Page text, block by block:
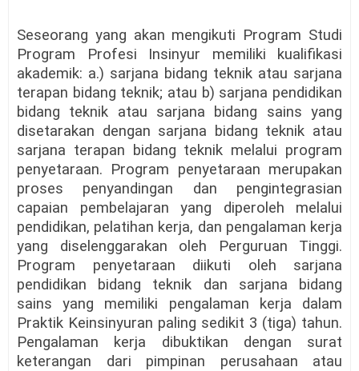
Seseorang yang akan mengikuti Program Studi
Program Profesi Insinyur memiliki kualifikasi
akademik: a.) sarjana bidang teknik atau sarjana
terapan bidang teknik; atau b) sarjana pendidikan
bidang teknik atau sarjana bidang sains yang
disetarakan dengan sarjana bidang teknik atau
sarjana terapan bidang teknik melalui program
penyetaraan. Program penyetaraan merupakan
proses penyandingan dan pengintegrasian
capaian pembelajaran yang diperoleh melalui
pendidikan, pelatihan kerja, dan pengalaman kerja
yang diselenggarakan oleh Perguruan Tinggi.
Program penyetaraan diikuti oleh sarjana
pendidikan bidang teknik dan sarjana bidang
sains yang memiliki pengalaman kerja dalam
Praktik Keinsinyuran paling sedikit 3 (tiga) tahun.
Pengalaman kerja dibuktikan dengan surat
keterangan dari pimpinan perusahaan atau